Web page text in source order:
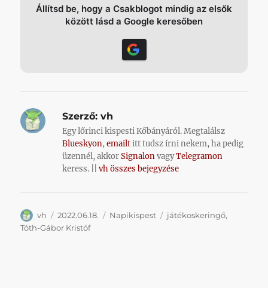
Állítsd be, hogy a Csakblogot mindig az elsők
között lásd a Google keresőben
Szerző: vh
Egy lőrinci kispesti Kőbányáról. Megtalálsz
Blueskyon,emailtitt tudsz írni nekem, ha pedig
üzennél, akkorSignalonvagyTelegramon
keress. ||vh összes bejegyzése
Szerző
vh Közzétéve
2022.06.18. Kategória
Napikispest Címke
játékoskeringő,
Tóth-Gábor Kristóf